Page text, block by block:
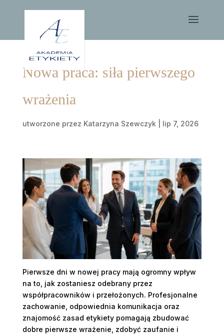
Nowa praca: siła pierwszego
wrażenia
utworzone przez Katarzyna Szewczyk lip 7, 2026
Pierwsze dni w nowej pracy mają ogromny wpływ
na to, jak zostaniesz odebrany przez
współpracowników i przełożonych. Profesjonalne
zachowanie, odpowiednia komunikacja oraz
znajomość zasad etykiety pomagają zbudować
dobre pierwsze wrażenie, zdobyć zaufanie i